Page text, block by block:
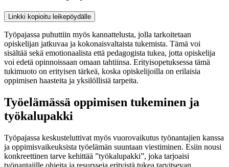
Linkki kopioitu leikepöydälle
Työpajassa puhuttiin myös kannattelusta, jolla tarkoitetaan
opiskelijan jatkuvaa ja kokonaisvaltaista tukemista. Tämä voi
sisältää sekä emotionaalista että pedagogista tukea, jotta opiskelija
voi edetä opinnoissaan omaan tahtiinsa. Erityisopetuksessa tämä
tukimuoto on erityisen tärkeä, koska opiskelijoilla on erilaisia
oppimisen haasteita ja yksilöllisiä tarpeita.
Työelämässä oppimisen tukeminen ja
työkalupakki
Työpajassa keskusteluttivat myös vuorovaikutus työnantajien kanssa
ja oppimisvaikeuksista työelämän suuntaan viestiminen. Esiin nousi
konkreettinen tarve kehittää ”työkalupakki”, joka tarjoaisi
työnantajille ohjeita ja resursseja erityistä tukea tarvitsevan